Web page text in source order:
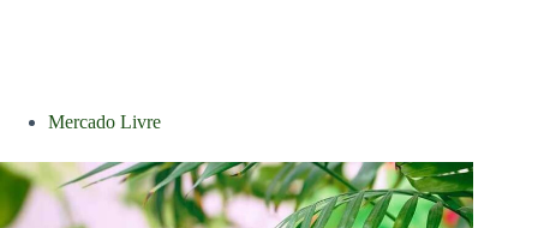
Mercado Livre